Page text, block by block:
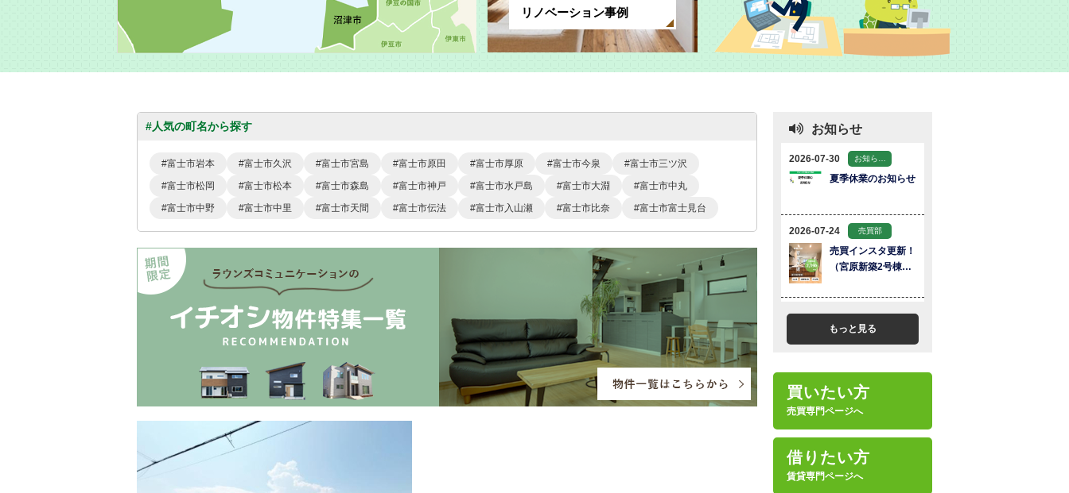
リノベーション事例
#人気の町名から探す
富士市岩本 富士市久沢 富士市宮島 富士市原田 富士市厚原 富士市今泉
富士市三ツ沢
富士市松岡
富士市松本 富士市森島 富士市神戸 富士市水戸島 富士市大淵
富士市中丸
富士市中野
富士市中里 富士市天間 富士市伝法 富士市入山瀬 富士市比奈 富士市富士見台
お知らせ
もっと見る
買いたい方
売買専門ページへ
借りたい方
賃貸専門ページへ